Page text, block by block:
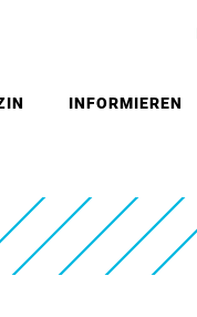
INFORMIEREN